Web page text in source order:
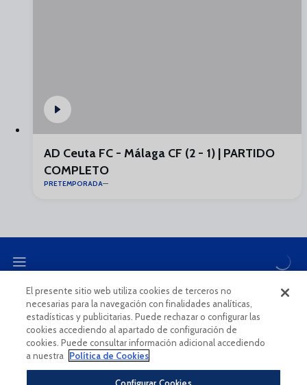
AD Ceuta FC - Málaga CF (2 - 1) | PARTIDO
COMPLETO
PRETEMPORADA
CANAL ÉTICO
El presente sitio web utiliza cookies de terceros no
necesarias para la navegación con finalidades analíticas,
estadísticas y publicitarias. Puede rechazar o configurar las
cookies accediendo al apartado de configuración de
cookies. Puede consultar información adicional accediendo
a nuestra
Política de Cookies